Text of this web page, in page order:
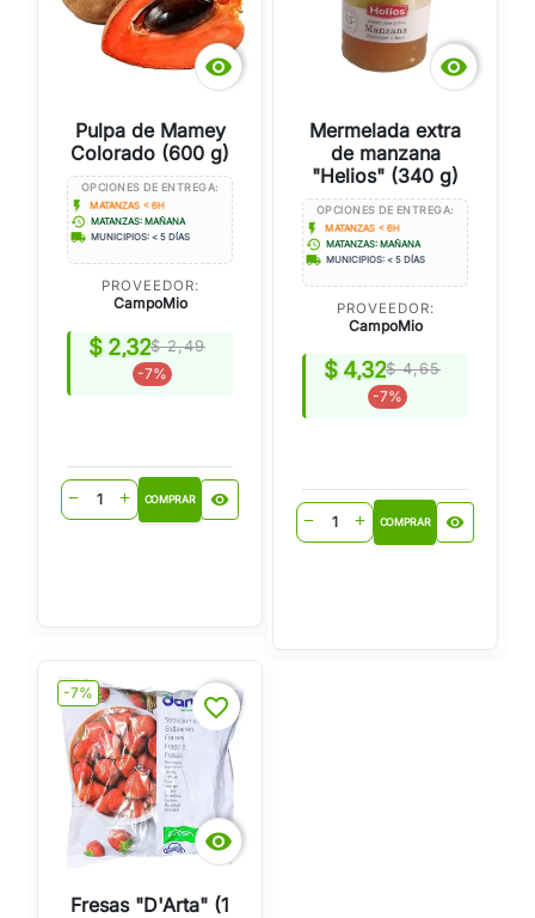

Pulpa de Mamey
Colorado (600 g)
OPCIONES DE ENTREGA:
flash_on MATANZAS < 6H
history MATANZAS: MAÑANA
local_shipping MUNICIPIOS: < 5 DÍAS
PROVEEDOR:
CampoMio
$ 2,32$ 2,49
-7%
remove add COMPRAR visibility

Mermelada extra
de manzana
"Helios" (340 g)
OPCIONES DE ENTREGA:
flash_on MATANZAS < 6H
history MATANZAS: MAÑANA
local_shipping MUNICIPIOS: < 5 DÍAS
PROVEEDOR:
CampoMio
$ 4,32$ 4,65
-7%
remove add COMPRAR visibility
-7%

favorite_border
Fresas "D'Arta" (1